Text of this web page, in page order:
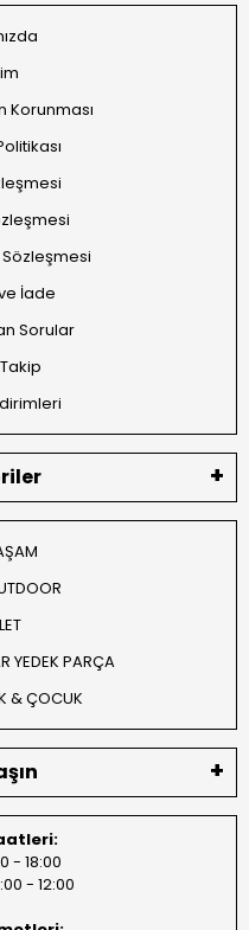
Korunması
Sözleşmesi
İade
Sorular
YEDEK PARÇA
& ÇOCUK
- 18:00
- 12:00